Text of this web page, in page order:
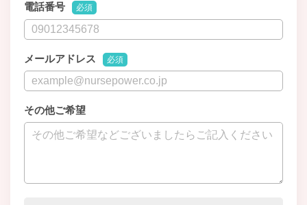
電話番号 必須
メールアドレス 必須
その他ご希望